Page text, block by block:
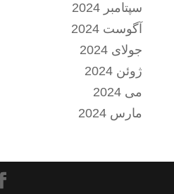
سپتامبر 2024
آگوست 2024
جولای 2024
ژوئن 2024
می 2024
مارس 2024